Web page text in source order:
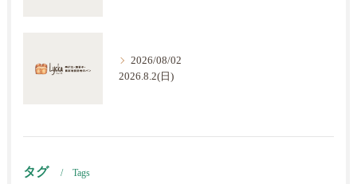
2026/08/02
2026.8.2(日)
タグ Tags